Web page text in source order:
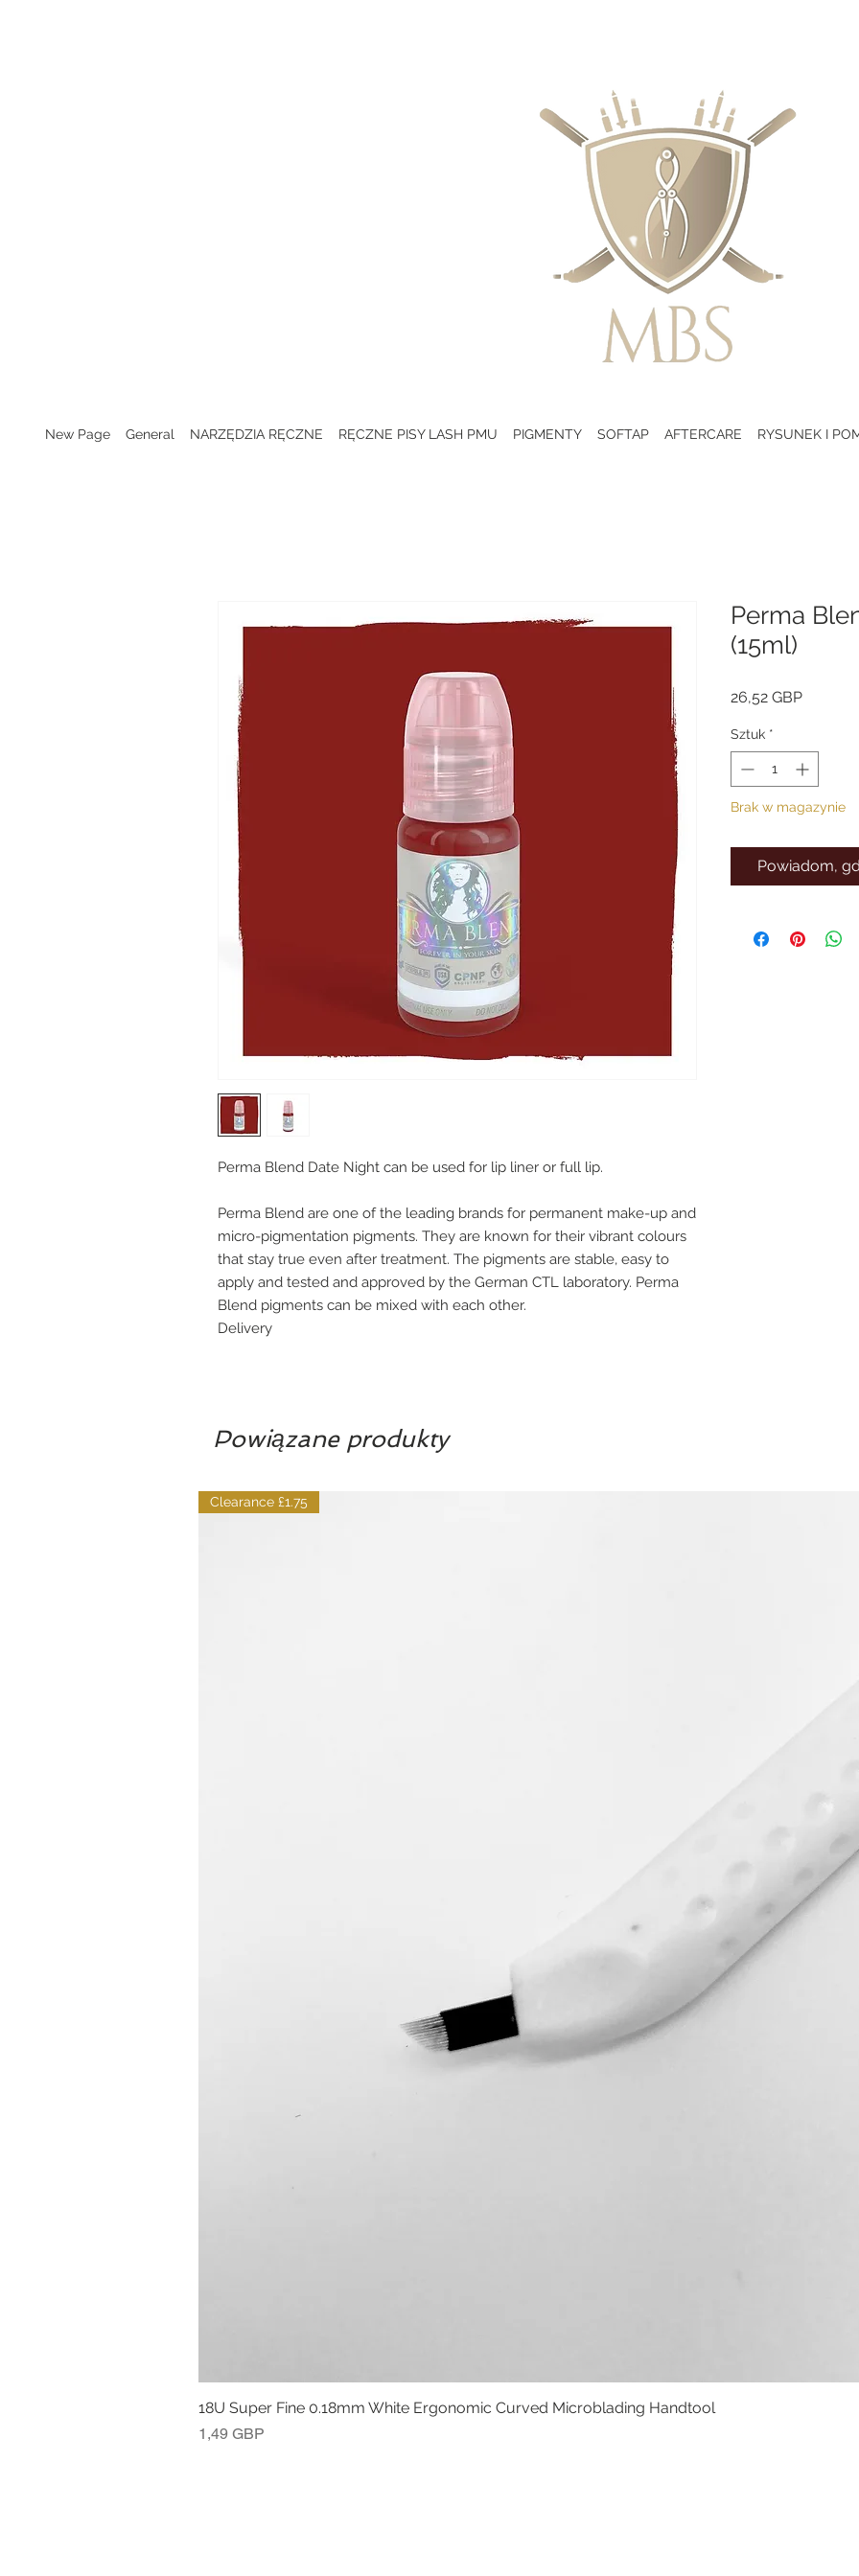
New Page General NARZĘDZIA RĘCZNE RĘCZNE PISY LASH PMU PIGMENTY SOFTAP AFTERCARE RYSUNEK I
Perma Blend Date Night can be used for lip liner or full lip.
Perma Blend are one of the leading brands for permanent make-up and
micro-pigmentation pigments. They are known for their vibrant colours
that stay true even after treatment. The pigments are stable, easy to
apply and tested and approved by the German CTL laboratory. Perma
Blend pigments can be mixed with each other.
Delivery
Perma
(15ml)
26,52 GBPCena
Sztuk *
Brak w magazynie
Powiadom,
Powiązane produkty
Podgląd
Clearance £1.75
18U Super Fine 0.18mm White Ergonomic Curved Microblading Handtool
Cena
1,49 GBP